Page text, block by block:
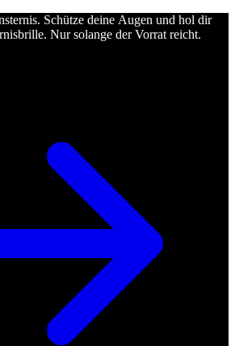
Schütze deine Augen und hol dir
Nur solange der Vorrat reicht.